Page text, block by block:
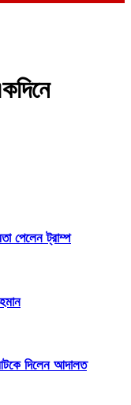
পেলেন ট্রাম্প
দিলেন আদালত